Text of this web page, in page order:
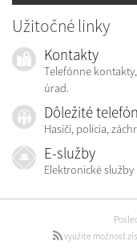
Užitočné linky
Kontakty
Telefónne
úrad.
Dôležité
Hasiči, polícia,
E-služby
Elektronické
využite možnosť